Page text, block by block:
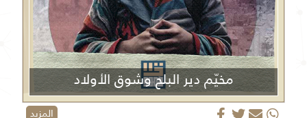
مخيّم دير البلح وشوق الأولاد
المزيد